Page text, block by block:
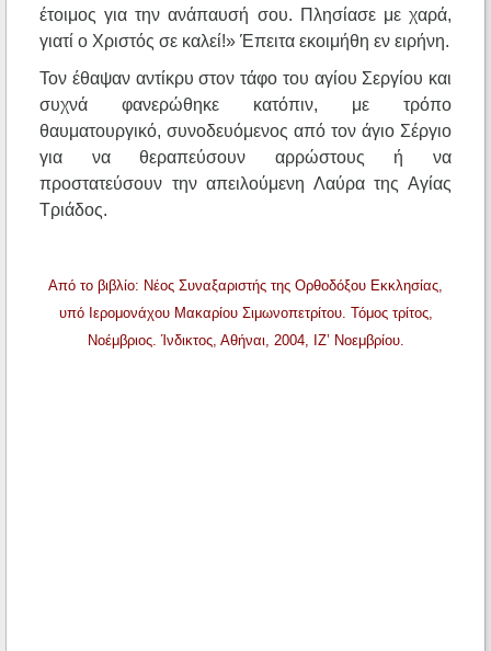
έτοιμος για την ανάπαυσή σου. Πλησίασε με χαρά,
γιατί ο Χριστός σε καλεί!» Έπειτα εκοιμήθη εν ειρήνη.
Τον έθαψαν αντίκρυ στον τάφο του αγίου Σεργίου και
συχνά φανερώθηκε κατόπιν, με τρόπο
θαυματουργικό, συνοδευόμενος από τον άγιο Σέργιο
για να θεραπεύσουν αρρώστους ή να
προστατεύσουν την απειλούμενη Λαύρα της Αγίας
Τριάδος.
Από το βιβλίο: Νέος Συναξαριστής της Ορθοδόξου Εκκλησίας,
υπό Ιερομονάχου Μακαρίου Σιμωνοπετρίτου. Τόμος τρίτος,
Νοέμβριος. Ίνδικτος, Αθήναι, 2004, ΙΖ’ Νοεμβρίου.